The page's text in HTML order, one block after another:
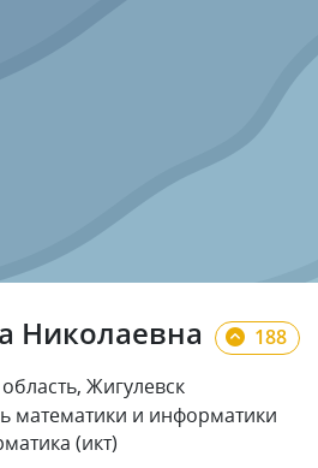
Николаевна
188
Жигулевск
математики и информатики
(икт)